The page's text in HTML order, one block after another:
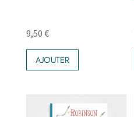
9,50 €
AJOUTER